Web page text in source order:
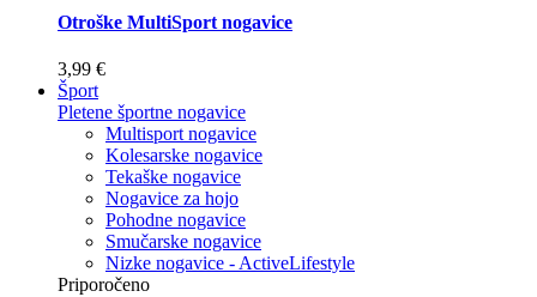
Otroške MultiSport nogavice
3,99 €
Šport
Pletene športne nogavice
Multisport nogavice
Kolesarske nogavice
Tekaške nogavice
Nogavice za hojo
Pohodne nogavice
Smučarske nogavice
Nizke nogavice - ActiveLifestyle
Priporočeno